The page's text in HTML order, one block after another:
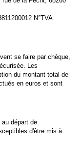
N°TVA:
se faire par chèque,
Les
du montant total de
en euros et sont
au départ de
d'être mis à